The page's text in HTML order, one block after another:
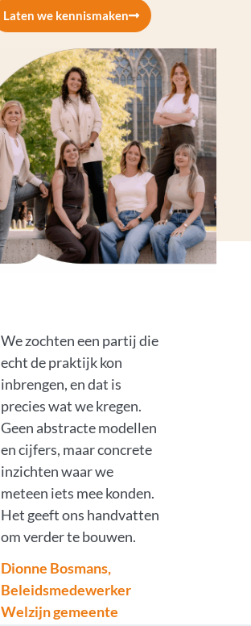
Laten we kennismaken
We zochten een partij die
echt de praktijk kon
inbrengen, en dat is
precies wat we kregen.
Geen abstracte modellen
en cijfers, maar concrete
inzichten waar we
meteen iets mee konden.
Het geeft ons handvatten
om verder te bouwen.
Dionne Bosmans,
Beleidsmedewerker
Welzijn gemeente